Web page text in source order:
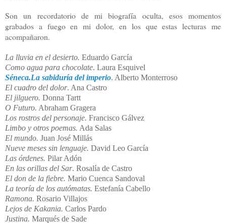
Son un recordatorio de mi biografía oculta, esos momentos
grabados a fuego en mi dolor, en los que estas lecturas me
acompañaron.
La lluvia en el desierto. Eduardo García
Como agua para chocolate. Laura Esquivel
Séneca.La sabiduría del imperio. Alberto Monterroso
El cuadro del dolor. Ana Castro
El jilguero. Donna Tartt
O Futuro. Abraham Gragera
Los rostros del personaje. Francisco Gálvez
Limbo y otros poemas. Ada Salas
El mundo. Juan José Millás
Nueve meses sin lenguaje. David Leo García
Las órdenes. Pilar Adón
En las orillas del Sar. Rosalía de Castro
El don de la fiebre. Mario Cuenca Sandoval
La teoría de los autómatas. Estefanía Cabello
Ramona. Rosario Villajos
Lejos de Kakania. Carlos Pardo
Justina. Marqués de Sade